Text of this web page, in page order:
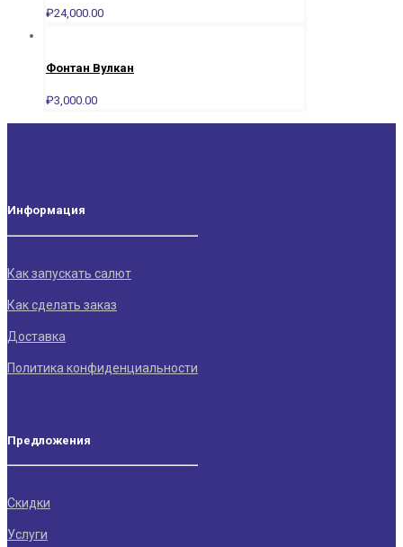
₽24,000.00
Фонтан Вулкан
₽3,000.00
Информация
Как запускать салют
Как сделать заказ
Доставка
Политика конфиденциальности
Предложения
Скидки
Услуги